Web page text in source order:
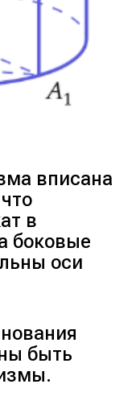
вписана
в
боковые
оси
быть